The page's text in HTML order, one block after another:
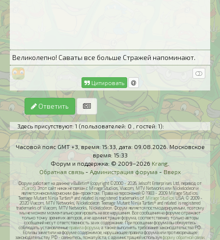
Великолепно! Саваты все больше Стражей напоминают.
Цитировать
Ответить
Здесь присутствуют: 1 (пользователей: 0 , гостей: 1):
Часовой пояс GMT +3, время: 15:33 , дата: 09.08.2026. Московское
время: 15:33
Форум и поддержка: © 2009–2026 Krang
Обратная связь - Администрация форума - Вверх
Форум работает на движке vBulletin® (copyright ©2000 - 2026, Jelsoft Enterprises Ltd, перевод от
zCarot). Этот сайт никак не связан с Mirage Studios, Viacom, MTV Networks или Nickelodeon и
является некоммерческим фан-проектом. Права на персонажей © 1983 - 2009 Mirage Studios:
Teenage Mutant Ninja Turtles® and related is registered trademarks of Mirage StudiosUSA; © 2009 -
2020 Viacom, MTV Networks, Nickelodeon: Teenage Mutant Ninja Turtles® and related is registered
trademarks of Viacom, MTV Networks, Nickelodeon. Форум является постмодерируемым, поэтому
мы не можем моментально реагировать на все нарушения. Все сообщения на форуме отражают
только точку зрения их авторов, а не администрации форума, соответственно, только авторы
сообщений несут ответственность за их содержание. При посещении форума вы обязуетесь
соблюдать установленныеправила форума, а также выполнять требования законодательства РФ.
Если вы заметили на форуме содержимое, нарушающее правила форума или противоречащее
законодательству РФ - свяжитесь, пожалуйста, с администрацией используяформу обратной связи.